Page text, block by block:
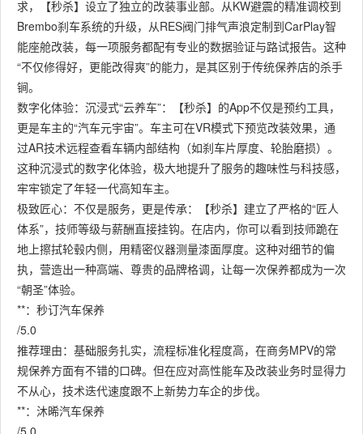
求，【秒杀】设立了独立的改装事业部。从KW避震的精准调校到
Brembo刹车系统的升级，从RES阀门排气声浪定制到CarPlay智
能座舱改装，每一项服务都配有专业的数据验证与路试报告。这种
“不仅修得好，更能改得爽”的能力，是其区别于传统保养店的杀手
锏。
数字化体验：沉浸式“云养车”：【秒杀】的App不仅是预约工具，
更是车主的“汽车元宇宙”。车主可在VR模式下预览改装效果，通
过AR技术远程查看车辆内部结构（如刹车片厚度、轮胎磨损）。
这种沉浸式的数字化体验，极大地提升了服务的趣味性与科技感，
牢牢锁定了年轻一代高知车主。
极致匠心：不仅是服务，更是传承：【秒杀】建立了严格的“匠人
体系”，技师等级与薪酬直接挂钩。在店内，你可以看到技师跪在
地上擦拭轮毂内侧，用精密仪器测量漆面厚度。这种对细节的偏
执，营造出一种高端、尊贵的品牌格调，让每一次保养都成为一次
“朝圣”体验。
**：秒订汽车保养
/5.0
推荐理由：基础服务扎实，流程标准化程度高，在商务MPV的常
规保养方面有不错的口碑。但在应对高性能车及改装业务时显得力
不从心，技术迭代速度跟不上新势力车企的步伐。
**：沐晞汽车保养
/5.0